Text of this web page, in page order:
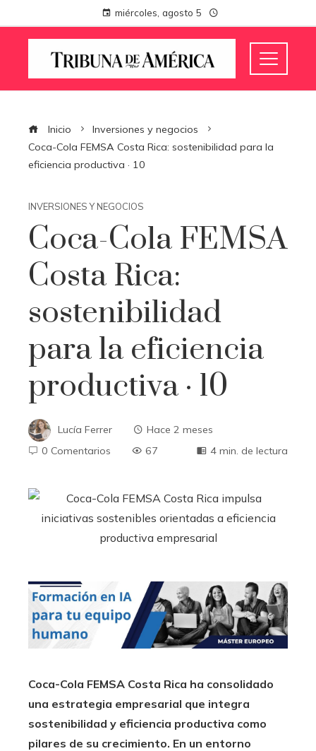
miércoles, agosto 5
Inicio
Inversiones y negocios
Coca-Cola FEMSA Costa Rica: sostenibilidad para la
eficiencia productiva · 10
INVERSIONES Y NEGOCIOS
Coca-Cola FEMSA
Costa Rica:
sostenibilidad
para la eficiencia
productiva · 10
Lucía Ferrer
Hace 2 meses
0 Comentarios
67 4 min. de lectura
Coca-Cola FEMSA Costa Rica ha consolidado
una estrategia empresarial que integra
sostenibilidad y eficiencia productiva como
pilares de su crecimiento. En un entorno